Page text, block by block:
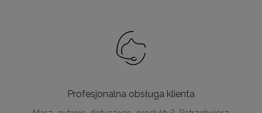
Profesjonalna obsługa klienta